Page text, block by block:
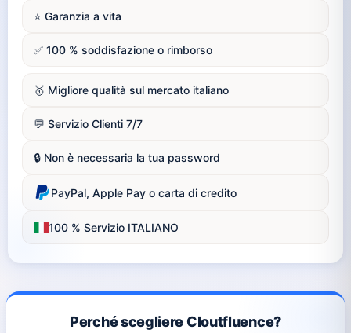
⭐️ Garanzia a vita
✅ 100 % soddisfazione o rimborso
🥇 Migliore qualità sul mercato italiano
💬 Servizio Clienti 7/7
🔒 Non è necessaria la tua password
PayPal, Apple Pay o carta di credito
100 % Servizio ITALIANO
Perché scegliere Cloutfluence?